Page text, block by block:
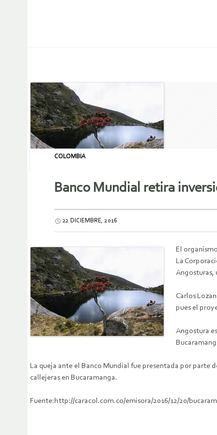
COLOMBIA
Banco Mundial retira
22 DICIEMBRE, 2016
El
La
Angosturas,
Carlos
pues el
Angostura
La queja ante el Banco Mundial fue presentada por parte
callejeras en Bucaramanga.
Fuente:http://caracol.com.co/emisora/2016/12/20/